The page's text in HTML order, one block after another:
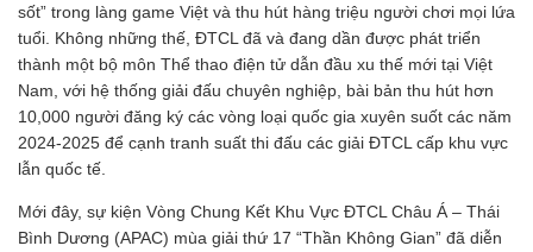
sốt” trong làng game Việt và thu hút hàng triệu người chơi mọi lứa
tuổi. Không những thế, ĐTCL đã và đang dần được phát triển
thành một bộ môn Thể thao điện tử dẫn đầu xu thế mới tại Việt
Nam, với hệ thống giải đấu chuyên nghiệp, bài bản thu hút hơn
10,000 người đăng ký các vòng loại quốc gia xuyên suốt các năm
2024-2025 để cạnh tranh suất thi đấu các giải ĐTCL cấp khu vực
lẫn quốc tế.
Mới đây, sự kiện Vòng Chung Kết Khu Vực ĐTCL Châu Á – Thái
Bình Dương (APAC) mùa giải thứ 17 “Thần Không Gian” đã diễn